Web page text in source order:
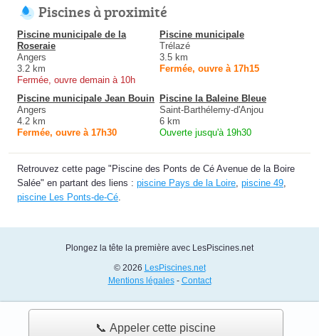
📞 Appeler cette piscine
Piscines à proximité
Piscine municipale de la
Roseraie
Angers
3.2 km
Fermée, ouvre demain à 10h
Piscine municipale
Trélazé
3.5 km
Fermée, ouvre à 17h15
Piscine municipale Jean Bouin
Angers
4.2 km
Fermée, ouvre à 17h30
Piscine la Baleine Bleue
Saint-Barthélemy-d'Anjou
6 km
Ouverte jusqu'à 19h30
Retrouvez cette page "Piscine des Ponts de Cé Avenue de la Boire
Salée" en partant des liens : piscine Pays de la Loire piscine 49
piscine Les Ponts-de-Cé
Plongez la tête la première avec LesPiscines.net
© 2026 LesPiscines.net
Mentions légales- Contact